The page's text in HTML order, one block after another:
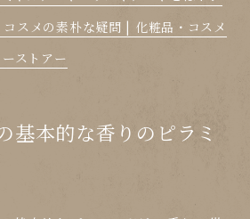
スメの素朴な疑問 | 化粧品・コスメ
ストアー
基本的な香りのピラミ